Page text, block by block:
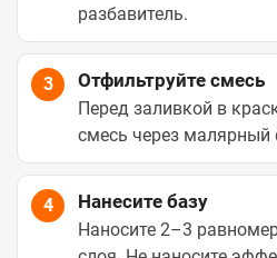
разбавитель.
3 Отфильтруйте смесь
Перед заливкой в
смесь через малярный
4 Нанесите базу
Наносите 2–3